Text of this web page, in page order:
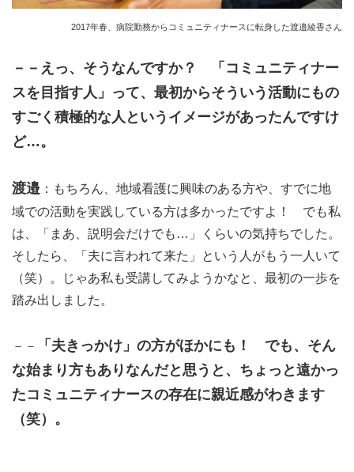
2017年春、病院勤務からコミュニティナースに転身した渡邉綾香さん
－－えっ、そうなんですか？ 「コミュニティナー
スを目指す人」って、最初からそういう活動にもの
すごく積極的な人というイメージがあったんですけ
ど…。
渡邉 ：もちろん、地域看護に興味のある方や、すでに地
域での活動を実践している方は多かったですよ！ でも私
は、「まあ、説明会だけでも…」くらいの気持ちでした。
そしたら、「夫に言われて来た」という人がもう一人いて
（笑）。じゃあ私も受講してみようかなと、最初の一歩を
踏み出しました。
－－
「夫きっかけ」の方がほかにも！ でも、そん
な始まり方もありなんだと思うと、ちょっと遠かっ
たコミュニティナースの存在に親近感がわきます
（笑）。